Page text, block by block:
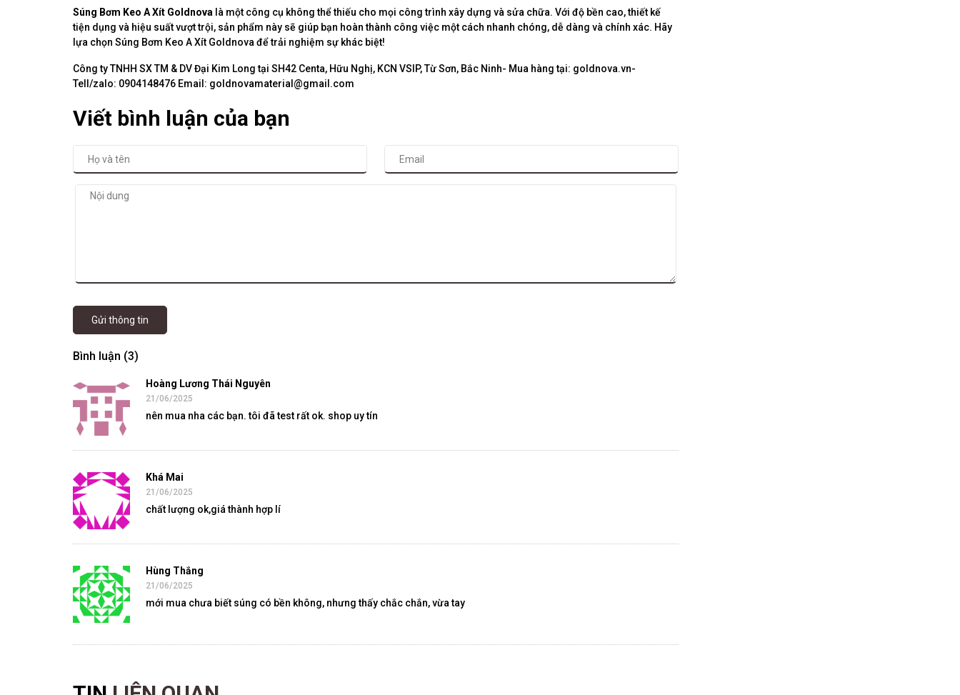
Súng Bơm Keo A Xít Goldnova là một công cụ không thể thiếu cho mọi công trình xây dựng và sửa chữa. Với độ bền cao, thiết kế
tiện dụng và hiệu suất vượt trội, sản phẩm này sẽ giúp bạn hoàn thành công việc một cách nhanh chóng, dễ dàng và chính xác. Hãy
lựa chọn Súng Bơm Keo A Xít Goldnova để trải nghiệm sự khác biệt!
Công ty TNHH SX TM & DV Đại Kim Long tại SH42 Centa, Hữu Nghị, KCN VSIP, Từ Sơn, Bắc Ninh- Mua hàng tại: goldnova.vn-
Tell/zalo: 0904148476 Email: goldnovamaterial@gmail.com
Viết bình luận của bạn
Gửi thông tin
Bình luận (3)
Hoàng Lương Thái Nguyên
21/06/2025
nên mua nha các bạn. tôi đã test rất ok. shop uy tín
Khá Mai
21/06/2025
chất lượng ok,giá thành hợp lí
Hùng Thắng
21/06/2025
mới mua chưa biết súng có bền không, nhưng thấy chắc chắn, vừa tay